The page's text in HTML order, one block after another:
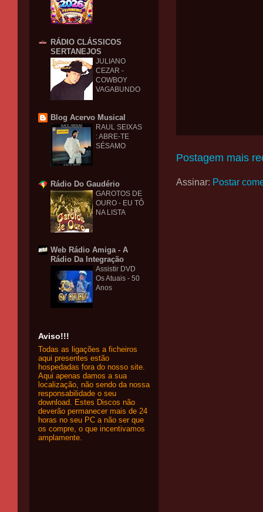
Postagem mais
Assinar: Postar
RÁDIO CLÁSSICOS
SERTANEJOS
JULIANO
CEZAR -
COWBOY
VAGABUNDO
Blog Acervo Musical
RAUL SEIXAS
: ABRE-TE
SÉSAMO
Rádio Do Gaudério
GAROTOS DE
OURO - EU TÔ
NA LISTA
Web Rádio Amiga - A
Rádio Da Integração
Assistir DVD
Os Atuais - 50
Anos
Aviso!!!
Todas as ligações a ficheiros
aqui presentes estão
hospedadas fora do nosso site.
Aqui apenas damos a sua
localização, não sendo da nossa
responsabilidade o seu
download. Estes Discos não
deverão permanecer mais de 24
horas no seu PC a não ser que
os compre, o que incentivamos
amplamente.